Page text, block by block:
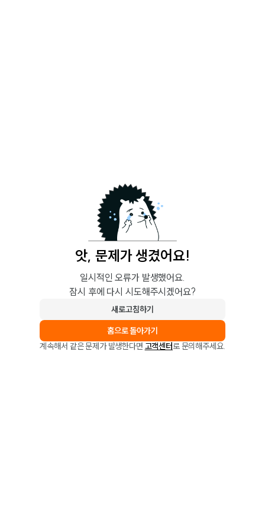
앗, 문제가 생겼어요!
일시적인 오류가 발생했어요.
잠시 후에 다시 시도해주시겠어요?
새로고침하기
홈으로 돌아가기
계속해서 같은 문제가 발생한다면 고객센터로 문의해주세요.